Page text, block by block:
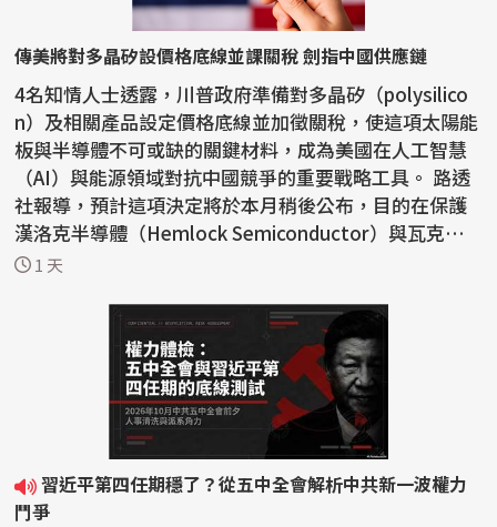
傳美將對多晶矽設價格底線並課關稅 劍指中國供應鏈
4名知情人士透露，川普政府準備對多晶矽（polysilico
n）及相關產品設定價格底線並加徵關稅，使這項太陽能
板與半導體不可或缺的關鍵材料，成為美國在人工智慧
（AI）與能源領域對抗中國競爭的重要戰略工具。 路透
社報導，預計這項決定將於本月稍後公布，目的在保護
漢洛克半導體（Hemlock Semiconductor）與瓦克化
學（W...
1 天
習近平第四任期穩了？從五中全會解析中共新一波權力
鬥爭